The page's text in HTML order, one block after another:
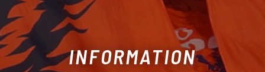
INFORMATION